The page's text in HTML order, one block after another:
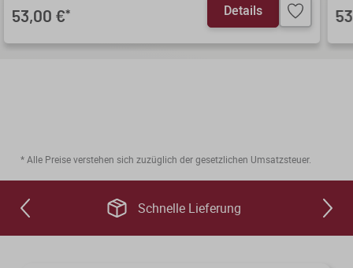
53,00 €* Details
* Alle Preise verstehen sich zuzüglich der gesetzlichen Umsatzsteuer.
Schnelle Lieferung